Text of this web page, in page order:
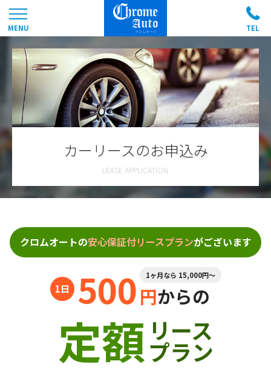
カーリースのお申込み
クロムオートの安心保証付リースプランがございます
500 1ヶ月なら 15,000円～
円からの
定額 リース
プラン